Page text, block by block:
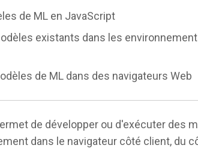
de ML en JavaScript
existants dans les
de ML dans des navigateurs Web
de développer ou d'exécuter des
dans le navigateur côté client, du